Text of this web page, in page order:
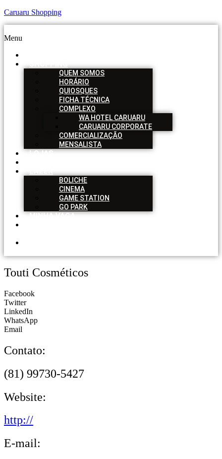
Caruaru Shopping
Menu
SHOPPING
QUEM SOMOS
HORÁRIO
QUIOSQUES
FICHA TÉCNICA
COMPLEXO
WA HOTEL CARUARU
CARUARU CORPORATE
COMERCIALIZAÇÃO
MENSALISTA
LOJAS
LAZER
BOLICHE
CINEMA
GAME STATION
GO PARK
MINHA VAGA
Touti Cosméticos
Facebook
Twitter
LinkedIn
WhatsApp
Email
Contato:
(81) 99730-5427
Website:
http://
E-mail: